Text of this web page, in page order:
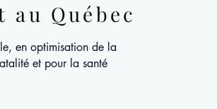
au Québec
en optimisation de la
et pour la santé